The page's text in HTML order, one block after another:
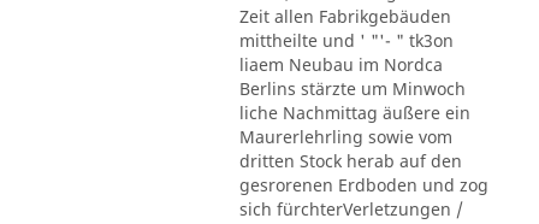
Zeit allen Fabrikgebäuden
mittheilte und ' "'- " tk3on
liaem Neubau im Nordca
Berlins stärzte um Minwoch
liche Nachmittag äußere ein
Maurerlehrling sowie vom
dritten Stock herab auf den
gesrorenen Erdboden und zog
sich fürchterVerletzungen /